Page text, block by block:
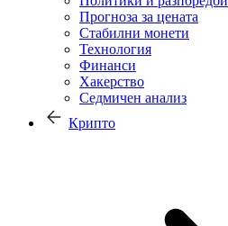
Прогноза за цената
Стабилни монети
Технология
Финанси
Хакерство
Седмичен анализ
Крипто